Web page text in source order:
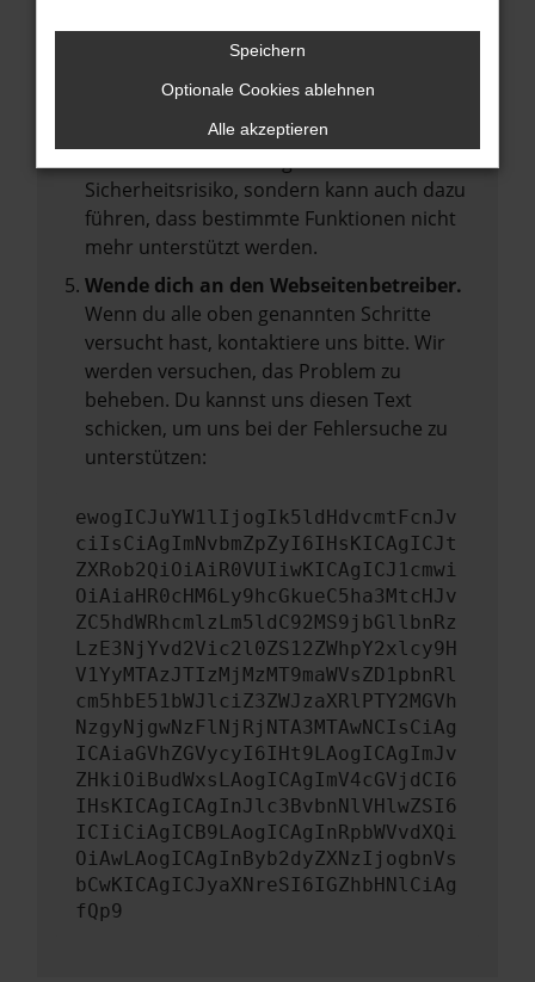
vorübergehende Probleme zu beheben.
Betriebssystem auf dem neuesten Stand
Veraltete Software birgt nicht nur ein
Sicherheitsrisiko, sondern kann auch dazu
führen, dass bestimmte Funktionen nicht
mehr unterstützt werden.
Wende dich an den Webseitenbetreiber.
Wenn du alle oben genannten Schritte
versucht hast, kontaktiere uns bitte. Wir
werden versuchen, das Problem zu
beheben. Du kannst uns diesen Text
schicken, um uns bei der Fehlersuche zu
unterstützen:
ewogICJuYW1lIjogIk5ldHdvcmtFcnJv
ciIsCiAgImNvbmZpZyI6IHsKICAgICJt
ZXRob2QiOiAiR0VUIiwKICAgICJ1cmwi
OiAiaHR0cHM6Ly9hcGkueC5ha3MtcHJv
ZC5hdWRhcmlzLm5ldC92MS9jbGllbnRz
LzE3NjYvd2Vic2l0ZS12ZWhpY2xlcy9H
V1YyMTAzJTIzMjMzMT9maWVsZD1pbnRl
cm5hbE51bWJlciZ3ZWJzaXRlPTY2MGVh
NzgyNjgwNzFlNjRjNTA3MTAwNCIsCiAg
ICAiaGVhZGVycyI6IHt9LAogICAgImJv
ZHkiOiBudWxsLAogICAgImV4cGVjdCI6
IHsKICAgICAgInJlc3BvbnNlVHlwZSI6
ICIiCiAgICB9LAogICAgInRpbWVvdXQi
OiAwLAogICAgInByb2dyZXNzIjogbnVs
bCwKICAgICJyaXNreSI6IGZhbHNlCiAg
fQp9
Speichern
Optionale Cookies ablehnen
Alle akzeptieren